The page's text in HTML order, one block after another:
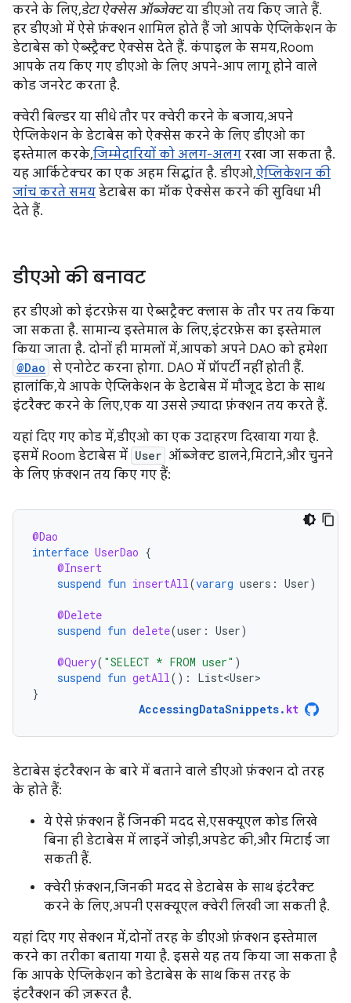
करने के लिए,डेटा ऐक्सेस ऑब्जेक्टया डीएओ तय किए जाते हैं.
हर डीएओ में ऐसे फ़ंक्शन शामिल होते हैं जो आपके ऐप्लिकेशन के
डेटाबेस को ऐब्स्ट्रैक्ट ऐक्सेस देते हैं. कंपाइल के समय, Room
आपके तय किए गए डीएओ के लिए अपने-आप लागू होने वाले
कोड जनरेट करता है.
क्वेरी बिल्डर या सीधे तौर पर क्वेरी करने के बजाय, अपने
ऐप्लिकेशन के डेटाबेस को ऐक्सेस करने के लिए डीएओ का
इस्तेमाल करके,जिम्मेदारियों को अलग-अलग रखा जा सकता है.
यह आर्किटेक्चर का एक अहम सिद्धांत है. डीएओ,ऐप्लिकेशन की
जांच करते समय डेटाबेस का मॉक ऐक्सेस करने की सुविधा भी
देते हैं.
डीएओ की बनावट
हर डीएओ को इंटरफ़ेस या ऐब्सट्रैक्ट क्लास के तौर पर तय किया
जा सकता है. सामान्य इस्तेमाल के लिए, इंटरफ़ेस का इस्तेमाल
किया जाता है. दोनों ही मामलों में, आपको अपने DAO को हमेशा
@Dao से एनोटेट करना होगा. DAO में प्रॉपर्टी नहीं होती हैं.
हालांकि, ये आपके ऐप्लिकेशन के डेटाबेस में मौजूद डेटा के साथ
इंटरैक्ट करने के लिए, एक या उससे ज़्यादा फ़ंक्शन तय करते हैं.
यहां दिए गए कोड में, डीएओ का एक उदाहरण दिखाया गया है.
इसमें Room डेटाबेस में User ऑब्जेक्ट डालने, मिटाने, और चुनने
के लिए फ़ंक्शन तय किए गए हैं:
@Dao
interface UserDao {
@Insert
suspend fun insertAll(vararg users : User)
@Delete
suspend fun delete(user : User)
@Query( "SELECT * FROM user" )
suspend fun getAll():
List<User>
}
AccessingDataSnippets. kt
डेटाबेस इंटरैक्शन के बारे में बताने वाले डीएओ फ़ंक्शन दो तरह
के होते हैं:
ये ऐसे फ़ंक्शन हैं जिनकी मदद से, एसक्यूएल कोड लिखे
बिना ही डेटाबेस में लाइनें जोड़ी, अपडेट की, और मिटाई जा
सकती हैं.
क्वेरी फ़ंक्शन, जिनकी मदद से डेटाबेस के साथ इंटरैक्ट
करने के लिए, अपनी एसक्यूएल क्वेरी लिखी जा सकती है.
यहां दिए गए सेक्शन में, दोनों तरह के डीएओ फ़ंक्शन इस्तेमाल
करने का तरीका बताया गया है. इससे यह तय किया जा सकता है
कि आपके ऐप्लिकेशन को डेटाबेस के साथ किस तरह के
इंटरैक्शन की ज़रूरत है.